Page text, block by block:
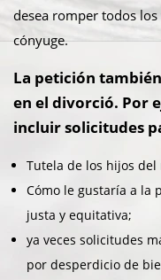
desea romper todos
cónyuge.
La petición
en el divorció. Por
incluir solicitudes
Tutela de los hijos
Cómo le gustaría a la
justa y equitativa;
ya veces solicitudes
por desperdicio de